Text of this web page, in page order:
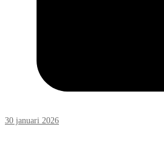
30 januari 2026